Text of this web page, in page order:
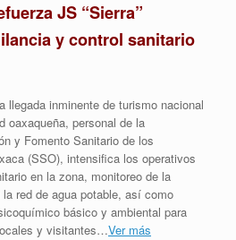
JS “Sierra”
y control sanitario
llegada inminente de turismo nacional
oaxaqueña, personal de la
y Fomento Sanitario de los
(SSO), intensifica los operativos
en la zona, monitoreo de la
red de agua potable, así como
básico y ambiental para
y visitantes…Ver más